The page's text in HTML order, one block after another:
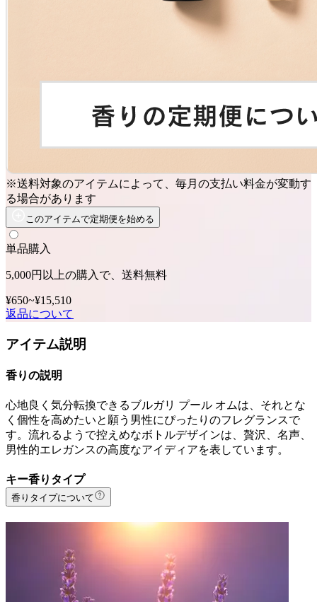
※送料対象のアイテムによって、毎月の支払い料金が変動す
る場合があります
このアイテムで定期便を始める
単品購入
5,000円以上の購入で、送料無料
¥650~¥15,510
返品について
アイテム説明
香りの説明
心地良く気分転換できるブルガリ プール オムは、それとな
く個性を高めたいと願う男性にぴったりのフレグランスで
す。流れるようで控えめなボトルデザインは、贅沢、名声、
男性的エレガンスの高度なアイディアを表しています。
キー香りタイプ
香りタイプについて